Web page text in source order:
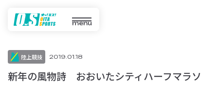
menu
陸上競技 2019.01.18
新年の風物詩 おおいたシティハーフマラソ